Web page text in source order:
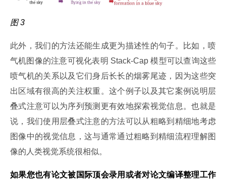
图 3
此外，我们的方法还能生成更为描述性的句子。比如，喷
气机图像的注意可视化表明 Stack-Cap 模型可以查询这些
喷气机的关系以及它们身后长长的烟雾尾迹，因为这些突
出区域有很高的关注权重。这个例子以及其它案例说明层
叠式注意可以为序列预测更有效地探索视觉信息。也就是
说，我们使用层叠式注意的方法可以从粗略到精细地考虑
图像中的视觉信息，这与通常通过粗略到精细流程理解图
像的人类视觉系统很相似。
如果您也有论文被国际顶会录用或者对论文编译整理工作